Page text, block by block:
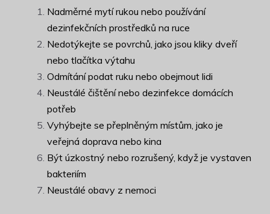
Nadměrné mytí rukou nebo používání
dezinfekčních prostředků na ruce
Nedotýkejte se povrchů, jako jsou kliky dveří
nebo tlačítka výtahu
Odmítání podat ruku nebo obejmout lidi
Neustálé čištění nebo dezinfekce domácích
potřeb
Vyhýbejte se přeplněným místům, jako je
veřejná doprava nebo kina
Být úzkostný nebo rozrušený, když je vystaven
bakteriím
Neustálé obavy z nemoci